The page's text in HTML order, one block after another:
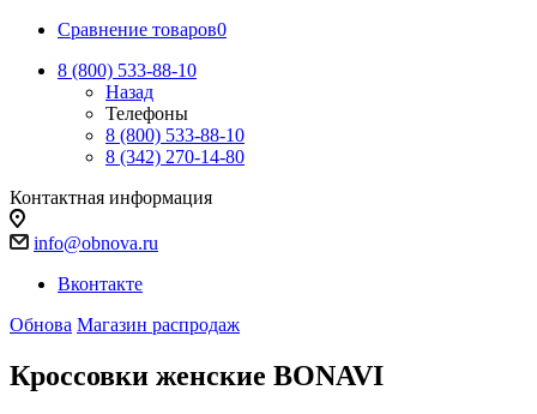
Сравнение товаров0
8 (800) 533-88-10
Назад
Телефоны
8 (800) 533-88-10
8 (342) 270-14-80
Контактная информация
info@obnova.ru
Вконтакте
Обнова Магазин распродаж
Кроссовки женские BONAVI